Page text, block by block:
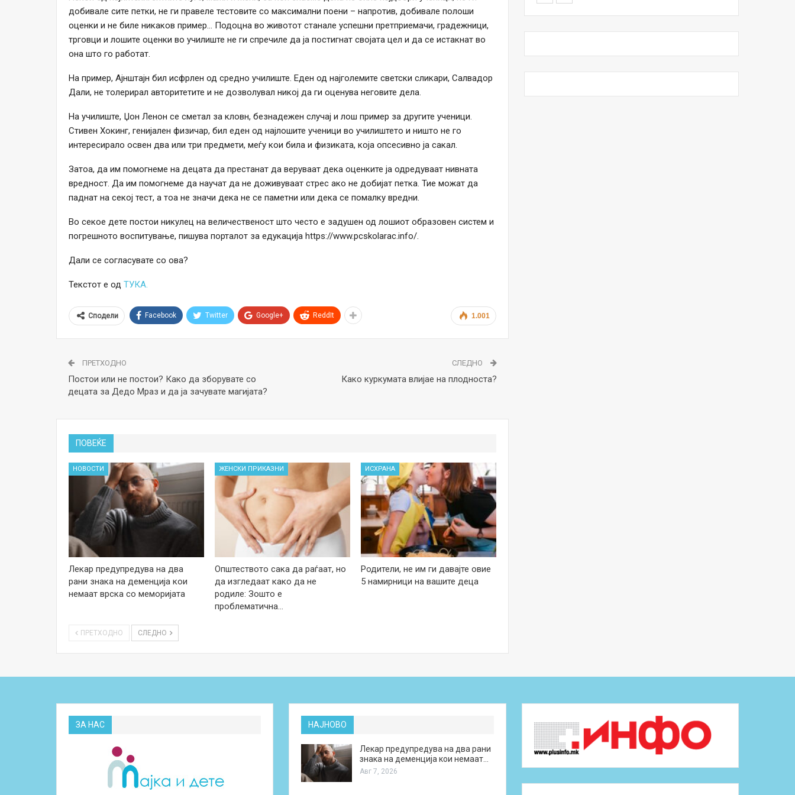
добивале сите петки, не ги правеле тестовите со максимални поени – напротив, добивале полоши
оценки и не биле никаков пример… Подоцна во животот станале успешни претприемачи, градежници,
трговци и лошите оценки во училиште не ги спречиле да ја постигнат својата цел и да се истакнат во
она што го работат.
На пример, Ајнштајн бил исфрлен од средно училиште. Еден од најголемите светски сликари, Салвадор
Дали, не толерирал авторитетите и не дозволувал никој да ги оценува неговите дела.
На училиште, Џон Ленон се сметал за кловн, безнадежен случај и лош пример за другите ученици.
Стивен Хокинг, генијален физичар, бил еден од најлошите ученици во училиштето и ништо не го
интересирало освен два или три предмети, меѓу кои била и физиката, која опсесивно ја сакал.
Затоа, да им помогнеме на децата да престанат да веруваат дека оценките ја одредуваат нивната
вредност. Да им помогнеме да научат да не доживуваат стрес ако не добијат петка. Тие можат да
паднат на секој тест, а тоа не значи дека не се паметни или дека се помалку вредни.
Во секое дете постои никулец на величественост што често е задушен од лошиот образовен систем и
погрешното воспитување, пишува порталот за едукација https://www.pcskolarac.info/.
Дали се согласувате со ова?
Текстот е од ТУКА.
1.001
Сподели Facebook Twitter Google+ ReddIt
ПРЕТХОДНО
Постои или не постои? Како да зборувате со
децата за Дедо Мраз и да ја зачувате магијата?
СЛЕДНО
Како куркумата влијае на плодноста?
ПОВЕЌЕ
НОВОСТИ
Лекар предупредува на два
рани знака на деменција кои
немаат врска со меморијата
ЖЕНСКИ ПРИКАЗНИ
Општеството сака да раѓаат, но
да изгледаат како да не
родиле: Зошто е
проблематична…
ИСХРАНА
Родители, не им ги давајте овие
5 намирници на вашите деца
ПРЕТХОДНО СЛЕДНО
ЗА НАС НАЈНОВО
Лекар предупредува на два рани
знака на деменција кои немаат…
Авг 7, 2026